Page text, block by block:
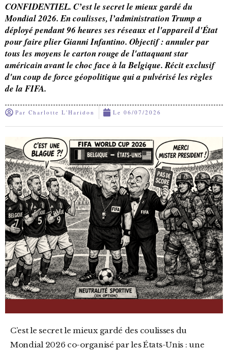
CONFIDENTIEL. C’est le secret le mieux gardé du
Mondial 2026. En coulisses, l’administration Trump a
déployé pendant 96 heures ses réseaux et l'appareil d'État
pour faire plier Gianni Infantino. Objectif : annuler par
tous les moyens le carton rouge de l'attaquant star
américain avant le choc face à la Belgique. Récit exclusif
d'un coup de force géopolitique qui a pulvérisé les règles
de la FIFA.
Par Charlotte L'Haridon Le 06/07/2026
C’est le secret le mieux gardé des coulisses du
Mondial 2026 co-organisé par les États-Unis : une